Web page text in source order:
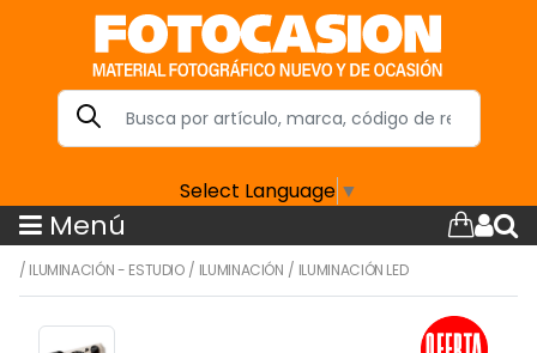
Select Language ▼
Menú
/ ILUMINACIÓN - ESTUDIO/ ILUMINACIÓN / ILUMINACIÓN LED